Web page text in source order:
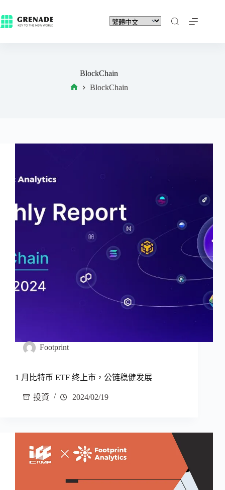
BlockChain
BlockChain
Footprint
1 月比特币 ETF 终上市，公链稳健发展
投資 2024/02/19